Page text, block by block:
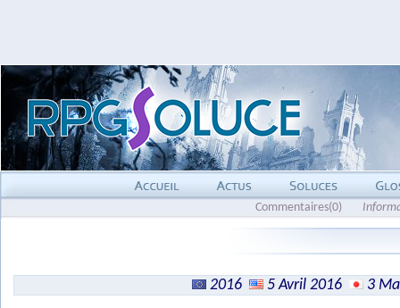
Commentaires(0)
2016 5 Avril 2016
3